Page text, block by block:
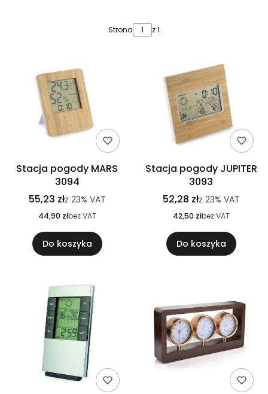
Strona z 1
Stacja pogody MARS
3094
55,23 złz 23% VAT
44,90 złbez VAT
Do koszyka
Stacja pogody JUPITER
3093
52,28 złz 23% VAT
42,50 złbez VAT
Do koszyka